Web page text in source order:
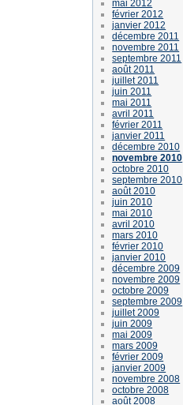
mai 2012
février 2012
janvier 2012
décembre 2011
novembre 2011
septembre 2011
août 2011
juillet 2011
juin 2011
mai 2011
avril 2011
février 2011
janvier 2011
décembre 2010
novembre 2010
octobre 2010
septembre 2010
août 2010
juin 2010
mai 2010
avril 2010
mars 2010
février 2010
janvier 2010
décembre 2009
novembre 2009
octobre 2009
septembre 2009
juillet 2009
juin 2009
mai 2009
mars 2009
février 2009
janvier 2009
novembre 2008
octobre 2008
août 2008